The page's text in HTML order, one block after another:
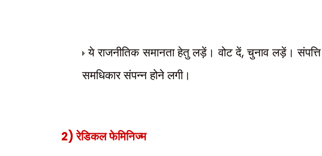
ये राजनीतिक समानता हेतु लड़ें। वोट दें,चुनाव लड़ें।
समधिकार संपन्न होने लगी।
2)रेडिकल फेमिनिज्म